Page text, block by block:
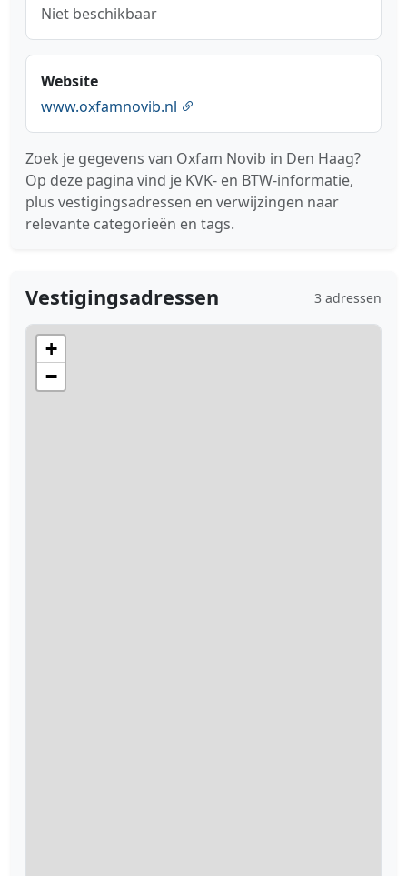
Niet beschikbaar
Website
www.oxfamnovib.nl
Zoek je gegevens van Oxfam Novib in Den Haag?
Op deze pagina vind je KVK- en BTW-informatie,
plus vestigingsadressen en verwijzingen naar
relevante categorieën en tags.
Vestigingsadressen 3 adressen
+
−